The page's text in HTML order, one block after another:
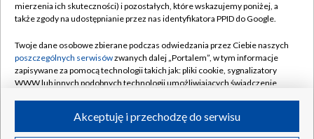
Naziemna Telewizja Cyfrowa
Rada Programowa
System NOS
Informacje o nadawcy
Program dla prasy
Pomoc
Kontakt
Kanały
mierzenia ich skuteczności) i pozostałych, które wskazujemy poniżej, a
także zgody na udostępnianie przez nas identyfikatora PPID do Google.
Twoje dane osobowe zbierane podczas odwiedzania przez Ciebie naszych
poszczególnych serwisówzwanych dalej „Portalem”, w tym informacje
zapisywane za pomocą technologii takich jak: pliki cookie, sygnalizatory
WWW lub innych podobnych technologii umożliwiających świadczenie
ruchu w Internecie.Akceptuję i przechodzę do serwisu